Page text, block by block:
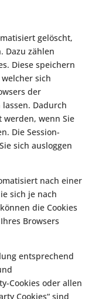
gelöscht,
Dazu zählen
Diese speichern
sich
der
Dadurch
wenn Sie
Die Session-
sich ausloggen
nach einer
sich je nach
die Cookies
Browsers
entsprechend
Cookies oder allen
Cookies“ sind